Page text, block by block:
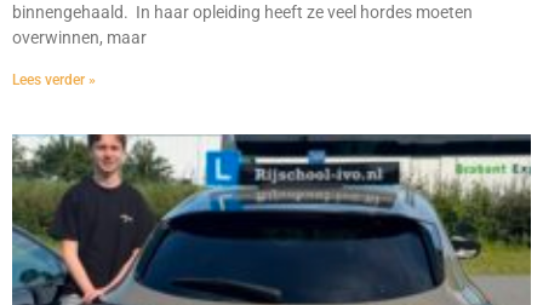
binnengehaald. In haar opleiding heeft ze veel hordes moeten
overwinnen, maar
Lees verder »